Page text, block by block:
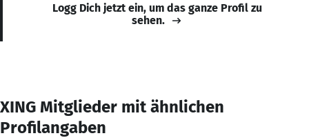
Logg Dich jetzt ein, um das ganze Profil zu
sehen.
XING Mitglieder mit ähnlichen
Profilangaben